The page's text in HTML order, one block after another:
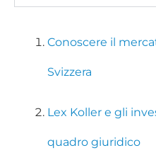
Conoscere il
Svizzera
Lex Koller e gli
quadro giuridico